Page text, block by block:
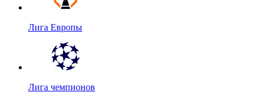
Лига Европы
Лига чемпионов